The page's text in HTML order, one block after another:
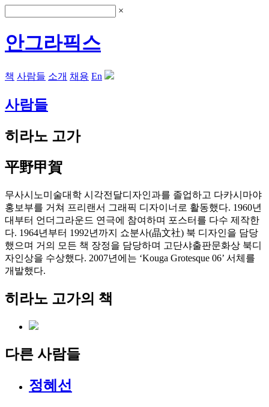
×
안그라픽스
책 사람들 소개 채용 En
사람들
히라노 고가
平野甲賀
무사시노미술대학 시각전달디자인과를 졸업하고 다카시마야
홍보부를 거쳐 프리랜서 그래픽 디자이너로 활동했다. 1960년
대부터 언더그라운드 연극에 참여하며 포스터를 다수 제작한
다. 1964년부터 1992년까지 쇼분사(晶文社) 북 디자인을 담당
했으며 거의 모든 책 장정을 담당하며 고단샤출판문화상 북디
자인상을 수상했다. 2007년에는 ‘Kouga Grotesque 06’ 서체를
개발했다.
히라노 고가의 책
다른 사람들
정혜선